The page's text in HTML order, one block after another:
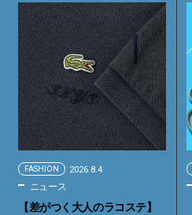
FASHION 2026.8.4
ニュース
【差がつく大人のラコステ】